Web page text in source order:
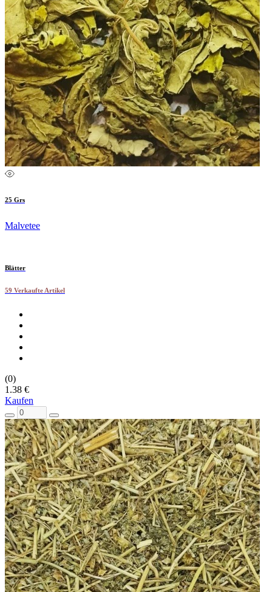
25 Grs
Malvetee
Blätter
59 Verkaufte Artikel
(0)
1.38 €
Kaufen